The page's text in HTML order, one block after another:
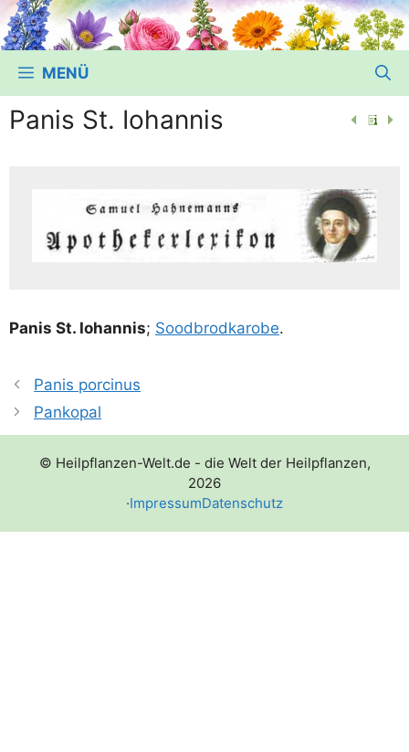
MENÜ
Panis St. Iohannis
Panis St. Iohan­nis; Sood­brod­ka­ro­be.
Panis porcinus
Pankopal
© Heilpflanzen-Welt.de - die Welt der Heilpflanzen,
2026
·ImpressumDatenschutz